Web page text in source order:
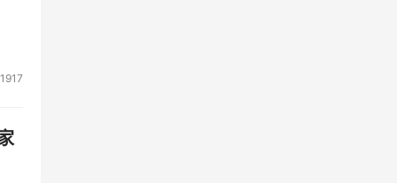
1917